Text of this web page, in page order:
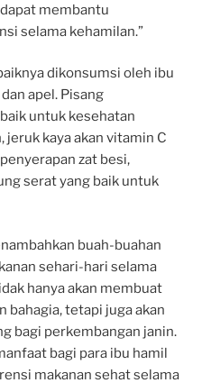
membantu
selama kehamilan.”
dikonsumsi oleh ibu
apel. Pisang
untuk kesehatan
jeruk kaya akan vitamin C
zat besi,
serat yang baik untuk
buah-buahan
sehari-hari selama
hanya akan membuat
bahagia, tetapi juga akan
bagi perkembangan janin.
bagi para ibu hamil
makanan sehat selama